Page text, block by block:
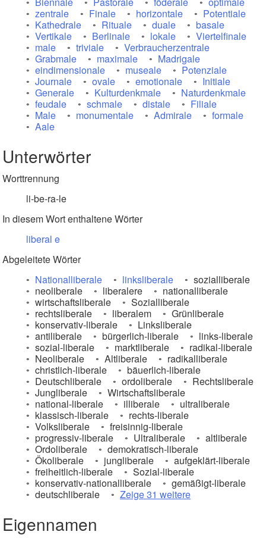
zentrale
Finale horizontale
Potentiale
Kathedrale
Rituale duale
basale
Vertikale
Berlinale lokale
Viertelfinale
male
triviale
Verbraucherzentrale
Grabmale
maximale
Madrigale
eindimensionale
museale
Potenziale
Journale
ovale emotionale
Initiale
Generale
Kulturdenkmale
Naturdenkmale
feudale
schmale distale
Filiale
Male
monumentale Admirale
formale
Aale
Unterwörter
Worttrennung
li-be-ra-le
In diesem Wort enthaltene Wörter
liberal e
Abgeleitete Wörter
Nationalliberale
linksliberale
sozialliberale
neoliberale
liberalere
nationalliberale
wirtschaftsliberale
Sozialliberale
rechtsliberale
liberalem
Grünliberale
konservativ-liberale
Linksliberale
antiliberale
bürgerlich-liberale
links-liberale
sozial-liberale
marktliberale
radikal-liberale
Neoliberale
Altliberale
radikalliberale
christlich-liberale
bäuerlich-liberale
Deutschliberale
ordoliberale
Rechtsliberale
Jungliberale
Wirtschaftsliberale
national-liberale
illiberale
ultraliberale
klassisch-liberale
rechts-liberale
Volksliberale
freisinnig-liberale
progressiv-liberale
Ultraliberale
altliberale
Ordoliberale
demokratisch-liberale
Ökoliberale
jungliberale
aufgeklärt-liberale
freiheitlich-liberale
Sozial-liberale
konservativ-nationalliberale
gemäßigt-liberale
deutschliberale
Zeige 31 weitere
Eigennamen